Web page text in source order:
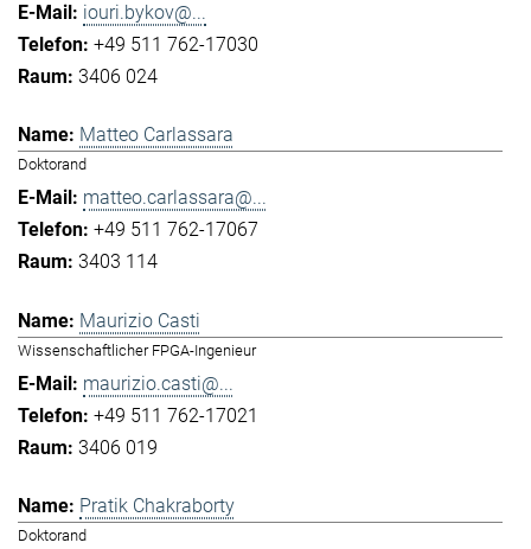
iouri.bykov@...
+49 511 762-17030
3406 024
Matteo Carlassara
Doktorand
matteo.carlassara@...
+49 511 762-17067
3403 114
Maurizio Casti
Wissenschaftlicher FPGA-Ingenieur
maurizio.casti@...
+49 511 762-17021
3406 019
Pratik Chakraborty
Doktorand